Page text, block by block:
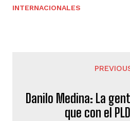
INTERNACIONALES
Danilo Medina: La
que con el